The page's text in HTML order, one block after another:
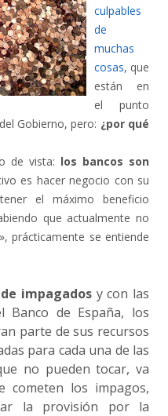
culpables
de
muchas
cosas, que
están en
el punto
Gobierno, pero: ¿por qué
de vista: los bancos son
es hacer negocio con su
el máximo beneficio
que actualmente no
prácticamente se entiende
impagados y con las
Banco de España, los
parte de sus recursos
para cada una de las
no pueden tocar, va
cometen los impagos,
la provisión por la